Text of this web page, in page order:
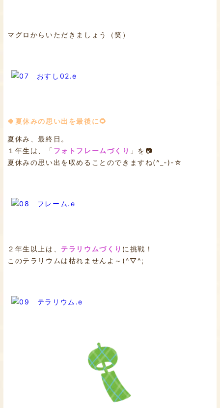
マグロからいただきましょう（笑）
🍀夏休みの思い出を最後に🌻
夏休み、最終日。
１年生は、「 フォトフレームづくり 」を📷
夏休みの思い出を収めることのできますね(^_-)-☆
２年生以上は、 テラリウムづくり に挑戦！
このテラリウムは枯れませんよ～(^▽^;